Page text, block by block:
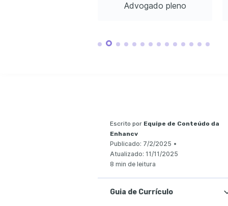
Representação Eficiente em Contenciosos
Representou clientes em processos judiciais, alcançando
Elaboração de Pareceres
Elaborou mais de 150 pareceres
Advogado pleno
Escrito por Equipe de Conteúdo da
Enhancv
Publicado: 7/2/2025 •
Atualizado: 11/11/2025
8 min de leitura
Guia de Currículo